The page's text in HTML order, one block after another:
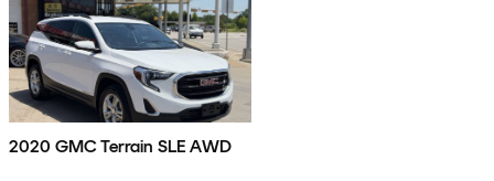
2020 GMC Terrain SLE AWD